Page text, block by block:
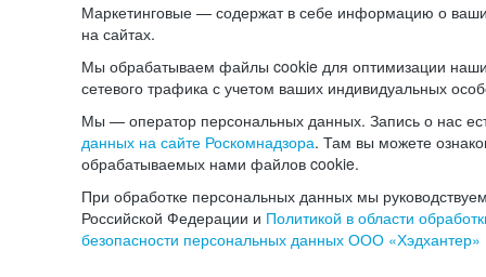
Маркетинговые — содержат в себе информацию о
на сайтах.
Мы обрабатываем файлы cookie для оптимизации
сетевого трафика с учетом ваших индивидуальных
Мы — оператор персональных данных. Запись о нас
данных на сайте Роскомнадзора. Там вы можете
обрабатываемых нами файлов cookie.
При обработке персональных данных мы
Российской Федерации и Политикой в области
безопасности персональных данных ООО «Хэдхантер»